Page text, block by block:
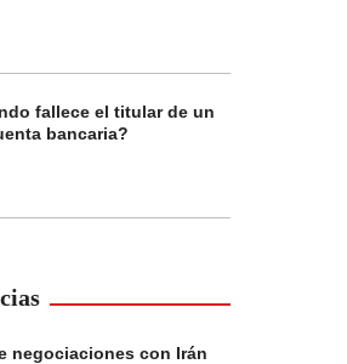
fallece el titular de un
bancaria?
negociaciones con Irán